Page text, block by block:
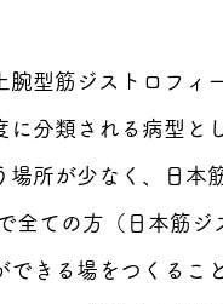
腕型筋ジストロフィ
に分類される病型と
場所が少なく、日本
全ての方（日本筋
できる場をつくるこ